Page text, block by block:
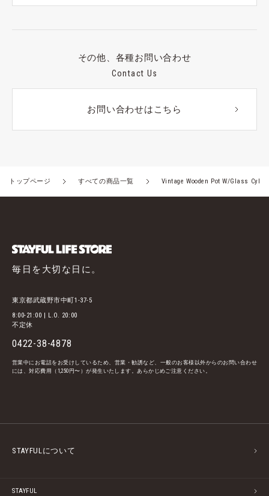
その他、各種お問い合わせ
Contact Us
お問い合わせはこちら
トップページ すべての商品一覧 Vintage Wooden Pot W/Glass
毎日を大切な日に。
東京都武蔵野市中町1-37-5
8:00-21:00 | L.O. 20:00
不定休
0422-38-4878
営業中にお電話をお受けしているため、営業・勧誘など、一般のお客様以外からのお問い合わせ
には、対応費用（1,250円〜）が発生いたします。あらかじめご注意ください。
STAYFULについて
STAYFUL